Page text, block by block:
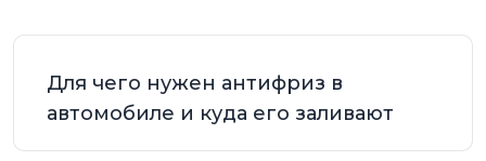
Для чего нужен антифриз в
автомобиле и куда его заливают